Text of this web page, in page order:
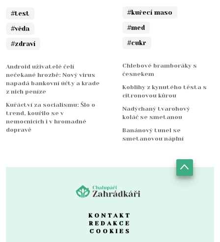
#test
#věda
#zdraví
Android uživatelé čelí
nečekané hrozbě: Nový virus
napadá bankovní účty a krade
z nich peníze
Kuřáctví za socialismu: Šlo o
trend, kouřilo se v
nemocnicích i v hromadné
dopravě
#kuřecí maso
#med
#cukr
Chlebové bramboráky s
česnekem
Koblihy z kynutého těsta s
citronovou kůrou
Nadýchaný tvarohový
koláč se smetanou
Banánový tunel se
smetanovou náplní
KONTAKT
REDAKCE
COOKIES